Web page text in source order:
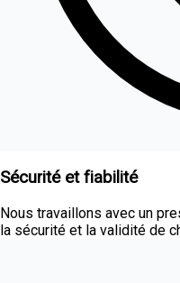
Sécurité et fiabilité
Nous travaillons avec un
la sécurité et la validité de